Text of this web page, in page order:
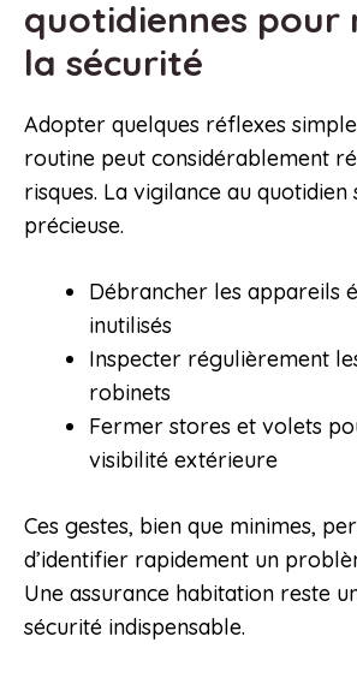
quotidiennes pour
la sécurité
Adopter quelques réflexes
routine peut considérablement
risques. La vigilance au quotidien
précieuse.
Débrancher les appareils
inutilisés
Inspecter régulièrement
robinets
Fermer stores et volets
visibilité extérieure
Ces gestes, bien que minimes,
d’identifier rapidement un
Une assurance habitation reste
sécurité indispensable.